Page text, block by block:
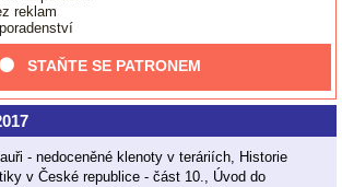
reklam
STAŇTE SE PATRONEM
- nedoceněné klenoty v teráriích, Historie
v České republice - část 10., Úvod do